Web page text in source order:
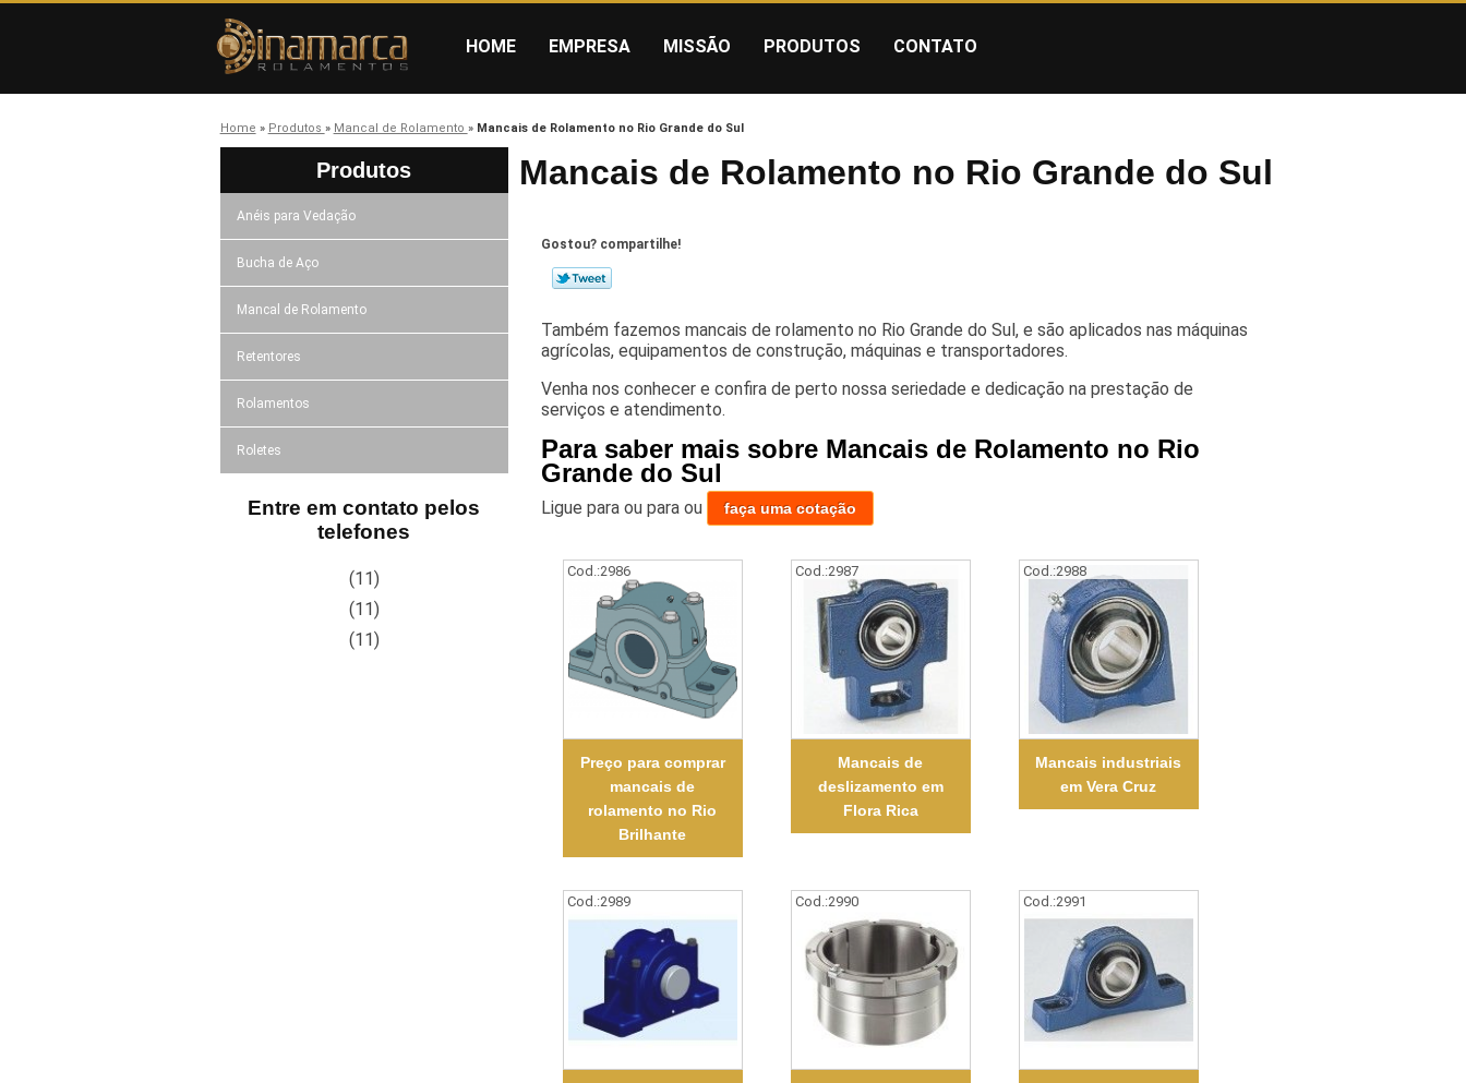
HOME EMPRESA MISSÃO PRODUTOS CONTATO
Home » Produtos » Mancal de Rolamento » Mancais de Rolamento no Rio Grande do Sul
Produtos
Anéis para Vedação
Bucha de Aço
Mancal de Rolamento
Retentores
Rolamentos
Roletes
Entre em contato pelos
telefones
(11)
(11)
(11)
Mancais de Rolamento no Rio Grande do Sul
Gostou? compartilhe!
Também fazemos mancais de rolamento no Rio Grande do Sul, e são aplicados nas máquinas
agrícolas, equipamentos de construção, máquinas e transportadores.
Venha nos conhecer e confira de perto nossa seriedade e dedicação na prestação de
serviços e atendimento.
Para saber mais sobre Mancais de Rolamento no Rio
Grande do Sul
Ligue para ou para ou faça uma cotação
Cod.:2986
Preço para comprar
mancais de
rolamento no Rio
Brilhante
Cod.:2987
Mancais de
deslizamento em
Flora Rica
Cod.:2988
Mancais industriais
em Vera Cruz
Cod.:2989 Cod.:2990 Cod.:2991